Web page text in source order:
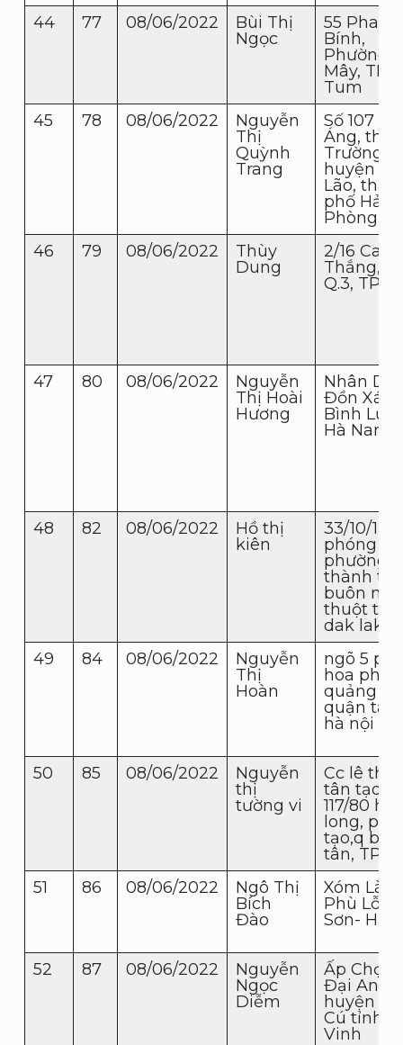
44
77 08/06/2022
Bùi Thị
Ngọc
55 Phan
Bính,
Phường
Mây, TP
Tum
45
78 08/06/2022
Nguyễn
Thị
Quỳnh
Trang
Số 107
Áng, thị
Trường
huyện An
Lão,
phố Hải
Phòng
46
79 08/06/2022
Thùy
Dung
2/16 Cao
Thắng,
Q.3,
47 80 08/06/2022
Nguyễn
Thị Hoài
Hương
Nhân
Đồn Xá –
Bình Lục
Hà Nam
48 82 08/06/2022
Hồ thị
kiên
33/10/1
phóng
phường
thành tp
buôn ma
thuột
dak lak
49
84 08/06/2022
Nguyễn
Thị
Hoàn
ngõ 5
hoa
quảng an
quận tây
hà nội q
50 85 08/06/2022
Nguyễn
thị
tường vi
Cc lê
tân tạo,
117/80 hồ
long, p
tạo,q
tân, TP
51
86 08/06/2022
Ngô Thị
Bích
Đào
Xóm
Phù Lỗ-
Sơn- Hà
52 87 08/06/2022
Nguyễn
Ngọc
Diễm
Ấp Chợ
Đại An
huyện
Cú tỉnh
Vinh